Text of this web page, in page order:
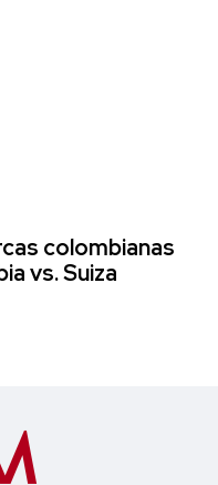
colombianas
vs. Suiza